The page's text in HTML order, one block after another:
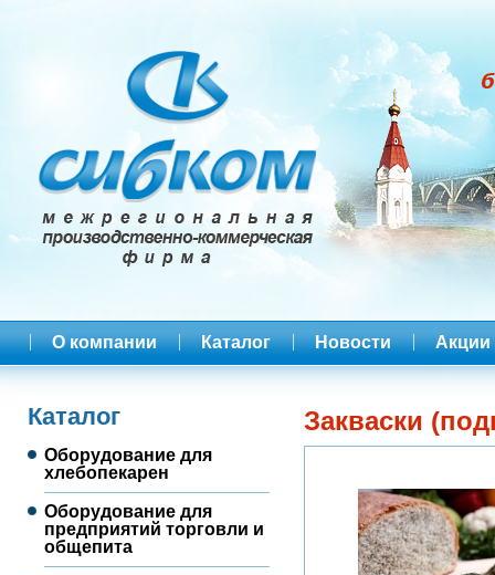
О компании Каталог Новости Акции
Каталог
Оборудование для
хлебопекарен
Оборудование для
предприятий торговли и
общепита
Закваски